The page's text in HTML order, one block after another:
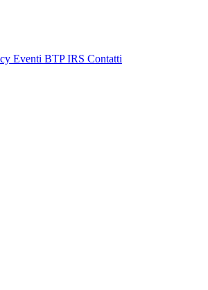
Eventi BTPIRS Contatti